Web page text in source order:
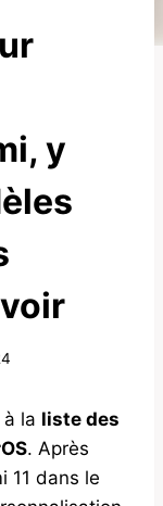
y
la liste des
. Après
11 dans le